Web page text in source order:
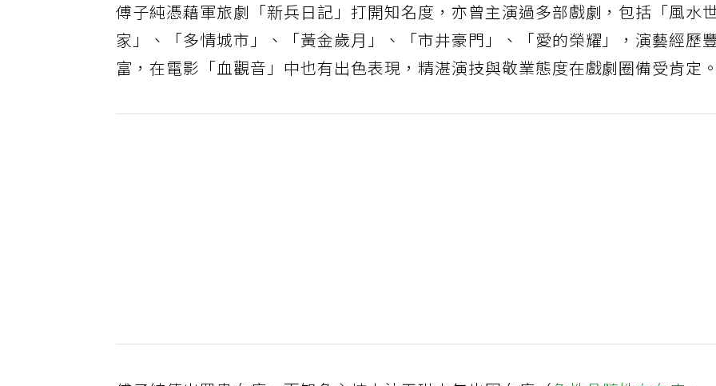
傅子純憑藉軍旅劇「新兵日記」打開知名度，亦曾主演過多部戲劇，包括「風水
家」、「多情城市」、「黃金歲月」、「市井豪門」、「愛的榮耀」，演藝經歷
富，在電影「血觀音」中也有出色表現，精湛演技與敬業態度在戲劇圈備受肯定